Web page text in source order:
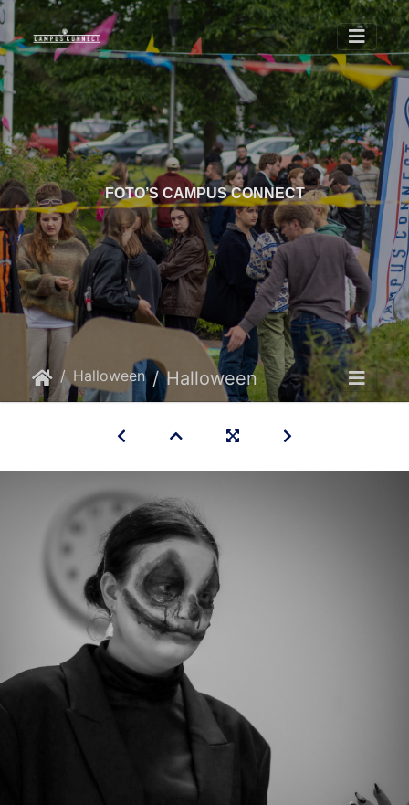
FOTO’S CAMPUS CONNECT
Halloween Halloween